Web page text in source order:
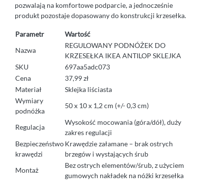
pozwalają na komfortowe podparcie, a jednocześnie
produkt pozostaje dopasowany do konstrukcji krzesełka.
Parametr
Wartość
Nazwa
REGULOWANY PODNÓŻEK DO
KRZESEŁKA IKEA ANTILOP SKLEJKA
SKU
697aa5adc073
Cena
37,99 zł
Materiał
Sklejka liściasta
Wymiary
podnóżka
50 x 10 x 1,2 cm (+/- 0,3 cm)
Regulacja
Wysokość mocowania (góra/dół), duży
zakres regulacji
Bezpieczeństwo
krawędzi
Krawędzie załamane – brak ostrych
brzegów i wystających śrub
Montaż
Bez ostrych elementów/śrub, z użyciem
gumowych nakładek na nóżki krzesełka